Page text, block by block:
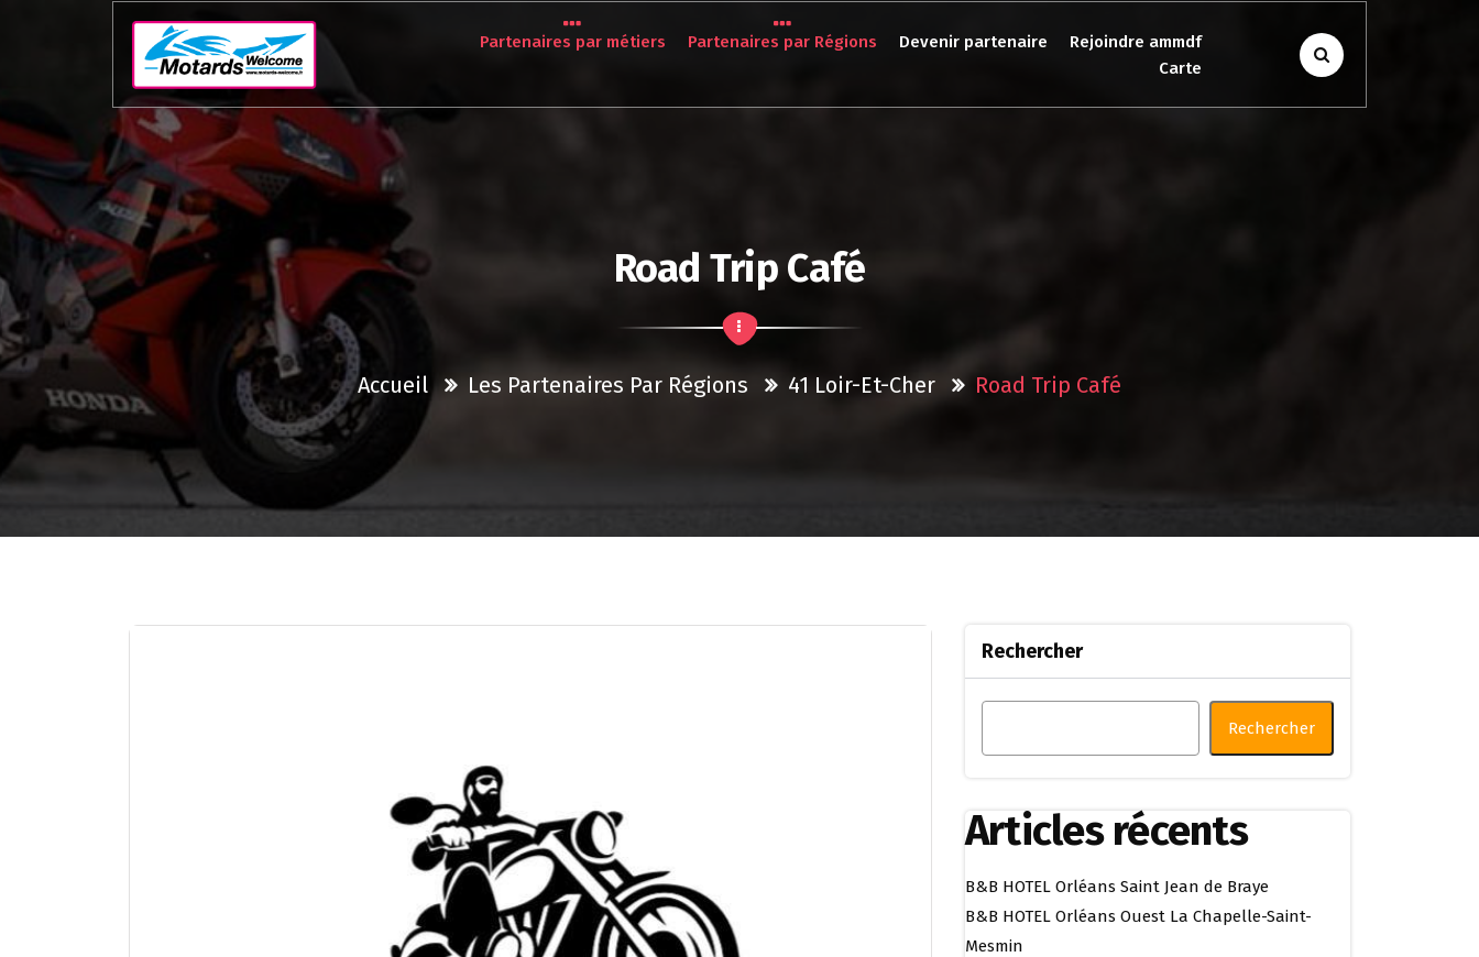
Partenaires par métiers Partenaires par Régions Devenir partenaire
Rejoindre ammdf
Carte
Road Trip Café
Accueil Les Partenaires Par Régions 41 Loir-Et-Cher Road Trip Café
Rechercher
Rechercher
Articles récents
B&B HOTEL Orléans Saint Jean de Braye
B&B HOTEL Orléans Ouest La Chapelle-Saint-
Mesmin